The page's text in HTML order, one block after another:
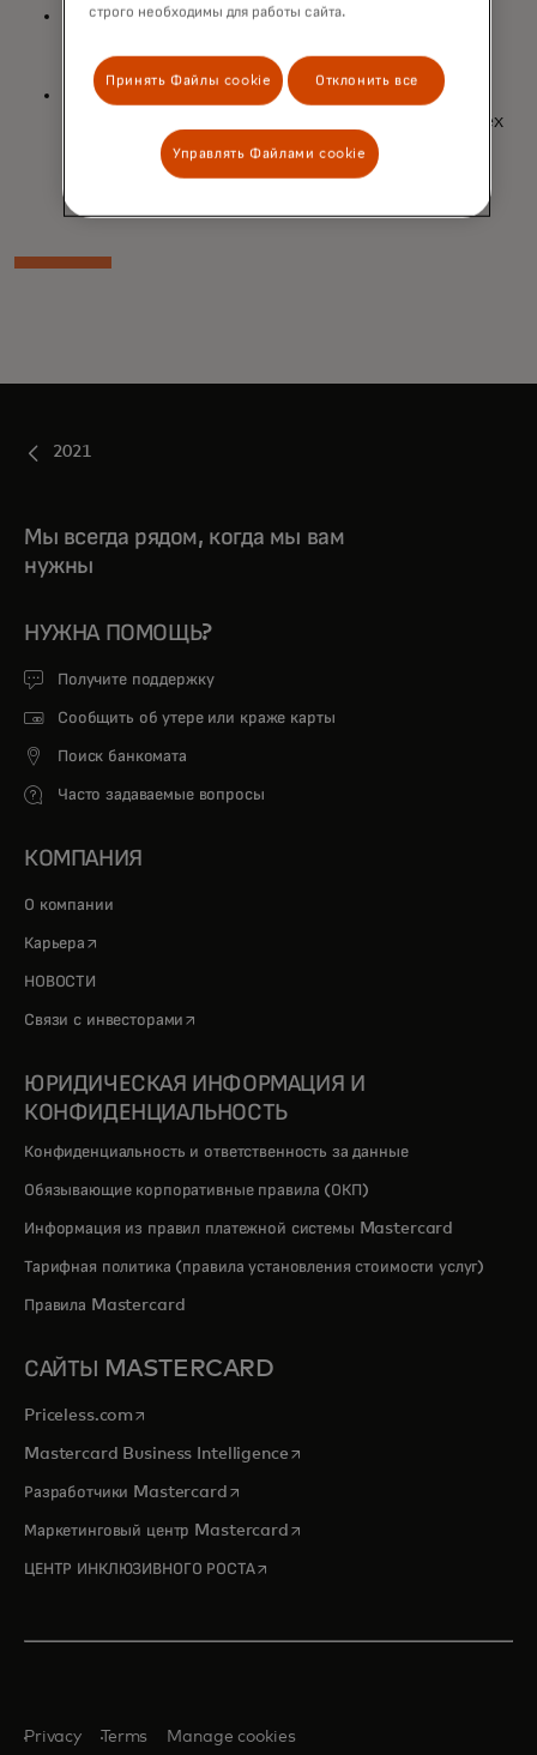
Discover how to increase approvals and
payments process
Find out how you can reduce merchant risk by
focusing investigations on verified and complex
2021
Мы всегда рядом, когда мы вам
нужны
НУЖНА ПОМОЩЬ?
Получите поддержку
Сообщить об утере или краже карты
Поиск банкомата
Часто задаваемые вопросы
КОМПАНИЯ
О компании
Карьера opens in a new tab
НОВОСТИ
Связи с инвесторами opens in a new tab
ЮРИДИЧЕСКАЯ ИНФОРМАЦИЯ И
КОНФИДЕНЦИАЛЬНОСТЬ
Конфиденциальность и ответственность за данные
Обязывающие корпоративные правила (ОКП)
Информация из правил платежной системы Mastercard
Тарифная политика (правила установления стоимости услуг)
Правила Mastercard
САЙТЫ MASTERCARD
Priceless.com opens in a new tab
Mastercard Business Intelligenceopens in a new tab
Разработчики Mastercardopens in a new tab
Маркетинговый центр Mastercardopens in a new tab
ЦЕНТР ИНКЛЮЗИВНОГО РОСТАopens in a new tab
Privacy Terms Manage cookies
строго необходимы для работы сайта.
Принять Файлы cookie Отклонить все
Управлять Файлами cookie